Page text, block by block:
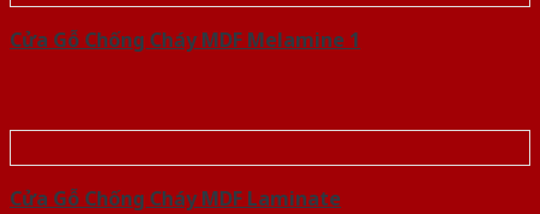
Cửa Gỗ Chống Cháy MDF Melamine 1
Cửa Gỗ Chống Cháy MDF Laminate